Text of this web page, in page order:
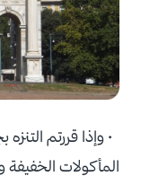
• وإذا قررتم
المأكولات الخفيفة